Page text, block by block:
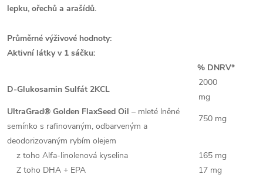
lepku, ořechů a arašídů.
Průměrné výživové hodnoty:
Aktivní látky v 1 sáčku:
% DNRV*
D-Glukosamin Sulfát 2KCL
2000
mg
UltraGrad® Golden FlaxSeed Oil – mleté lněné
semínko s rafinovaným, odbarveným a
deodorizovaným rybím olejem
750 mg
z toho Alfa-linolenová kyselina
165 mg
Z toho DHA + EPA
17 mg